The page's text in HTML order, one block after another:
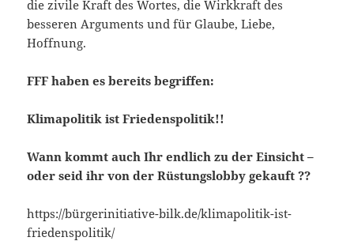
die zivile Kraft des Wortes, die Wirkkraft des
besseren Arguments und für Glaube, Liebe,
Hoffnung.
FFF haben es bereits begriffen:
Klimapolitik ist Friedenspolitik!!
Wann kommt auch Ihr endlich zu der Einsicht –
oder seid ihr von der Rüstungslobby gekauft ??
https://bürgerinitiative-bilk.de/klimapolitik-ist-
friedenspolitik/